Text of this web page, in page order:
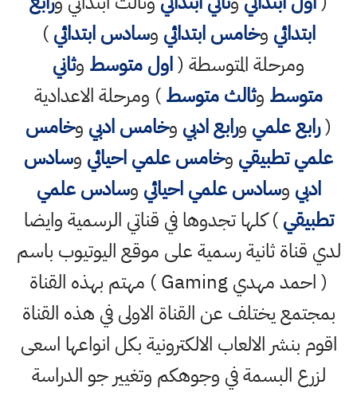
ابتدائي وخامس ابتدائي وسادس ابتدائي)
ومرحلة المتوسطة (اول متوسط وثاني
متوسط وثالث متوسط) ومرحلة الاعدادية
(رابع علمي ورابع ادبي وخامس ادبي وخامس
علمي تطبيقي وخامس علمي احيائي وسادس
ادبي وسادس علمي احيائي وسادس علمي
تطبيقي) كلها تجدوها في قناتي الرسمية وايضا
لدي قناة ثانية رسمية على موقع اليوتيوب باسم
( احمد مهدي Gaming ) مهتم بهذه القناة
بمجتمع يختلف عن القناة الاولى في هذه القناة
اقوم بنشر الالعاب الالكترونية بكل انواعها اسعى
لزرع البسمة في وجوهكم وتغيير جو الدراسة